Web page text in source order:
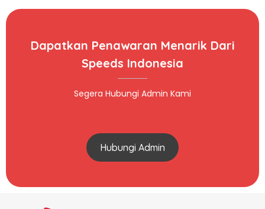
Dapatkan Penawaran Menarik Dari
Speeds Indonesia
Segera Hubungi Admin Kami
Hubungi Admin